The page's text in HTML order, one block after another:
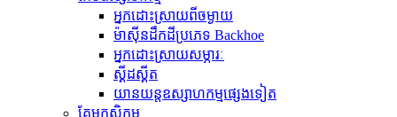
អ្នកដោះស្រាយពីចម្ងាយ
ម៉ាស៊ីន​ដឹក​ដី​ប្រភេទ Backhoe
អ្នកដោះស្រាយសម្ភារៈ
ស្គីដស្គីត
យានយន្តឧស្សាហកម្មផ្សេងទៀត
គែមកសិកម្ម